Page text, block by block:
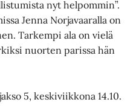
nyt helpommin”.
Jenna Norjavaaralla on
Tarkempi ala on vielä
nuorten parissa hän
5, keskiviikkona 14.10.